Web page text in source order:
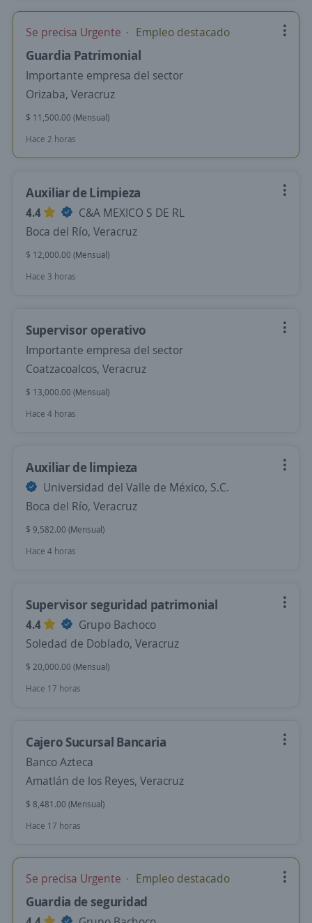
Se precisa Urgente Empleo destacado
Guardia Patrimonial
Importante empresa del sector
Orizaba, Veracruz
$ 11,500.00 (Mensual)
Hace 2 horas
Auxiliar de Limpieza
4.4
C&A MEXICO S DE RL
Boca del Río, Veracruz
$ 12,000.00 (Mensual)
Hace 3 horas
Supervisor operativo
Importante empresa del sector
Coatzacoalcos, Veracruz
$ 13,000.00 (Mensual)
Hace 4 horas
Auxiliar de limpieza
Universidad del Valle de México, S.C.
Boca del Río, Veracruz
$ 9,582.00 (Mensual)
Hace 4 horas
Supervisor seguridad patrimonial
4.4
Grupo Bachoco
Soledad de Doblado, Veracruz
$ 20,000.00 (Mensual)
Hace 17 horas
Cajero Sucursal Bancaria
Banco Azteca
Amatlán de los Reyes, Veracruz
$ 8,481.00 (Mensual)
Hace 17 horas
Se precisa Urgente Empleo destacado
Guardia de seguridad